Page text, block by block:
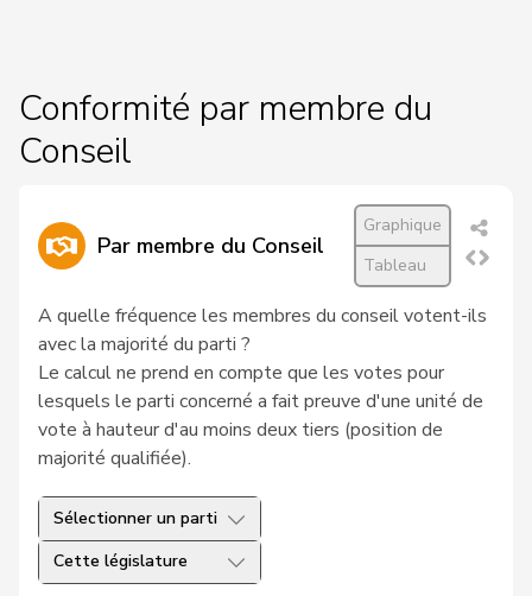
Conformité par membre du
Conseil
Par membre du Conseil
Graphique
Tableau
A quelle fréquence les membres du conseil votent-ils
avec la majorité du parti ?
Le calcul ne prend en compte que les votes pour
lesquels le parti concerné a fait preuve d'une unité de
vote à hauteur d'au moins deux tiers (position de
majorité qualifiée).
Sélectionner un parti
Cette législature